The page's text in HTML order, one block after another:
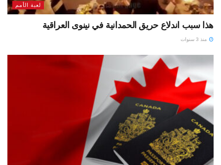
لعبة الأمم
هذا سبب اندلاع حريق الحمدانية في نينوى العراقية
منذ 3 سنوات